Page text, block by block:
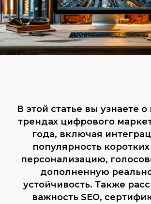
В этой статье вы узнаете
трендах цифрового
года, включая
популярность
персонализацию,
дополненную
устойчивость. Также
важность SEO,